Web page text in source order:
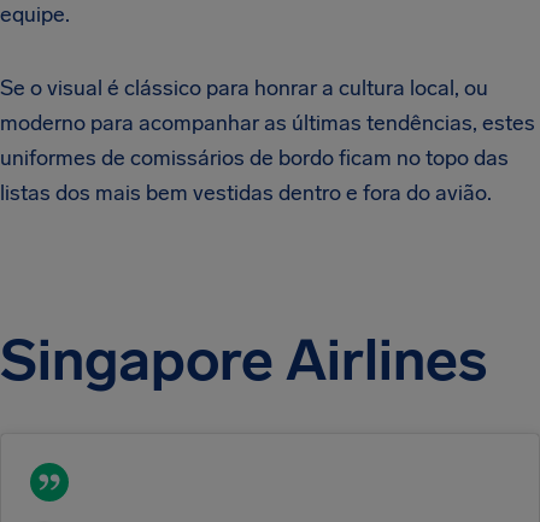
equipe.
Se o visual é clássico para honrar a cultura local, ou
moderno para acompanhar as últimas tendências, estes
uniformes de comissários de bordo ficam no topo das
listas dos mais bem vestidas dentro e fora do avião.
Singapore Airlines